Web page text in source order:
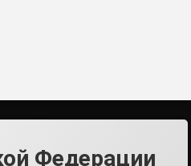
Федерации